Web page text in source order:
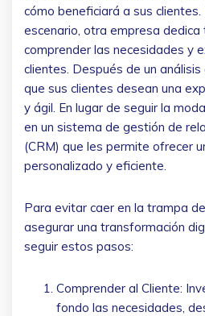
cómo beneficiará a sus clientes.
escenario, otra empresa dedica
comprender las necesidades y
clientes. Después de un
que sus clientes desean una
y ágil. En lugar de seguir la
en un sistema de gestión de
(CRM) que les permite ofrecer
personalizado y eficiente.
Para evitar caer en la trampa
asegurar una transformación
seguir estos pasos:
Comprender al Cliente:
fondo las necesidades,